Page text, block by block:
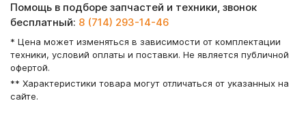
Помощь в подборе запчастей и техники, звонок
бесплатный: 8 (714) 293-14-46
* Цена может изменяться в зависимости от комплектации
техники, условий оплаты и поставки. Не является публичной
офертой.
** Характеристики товара могут отличаться от указанных на
сайте.